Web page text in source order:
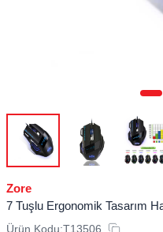
Zore
7 Tuşlu Ergonomik Tasarım
Ürün Kodu:T13506